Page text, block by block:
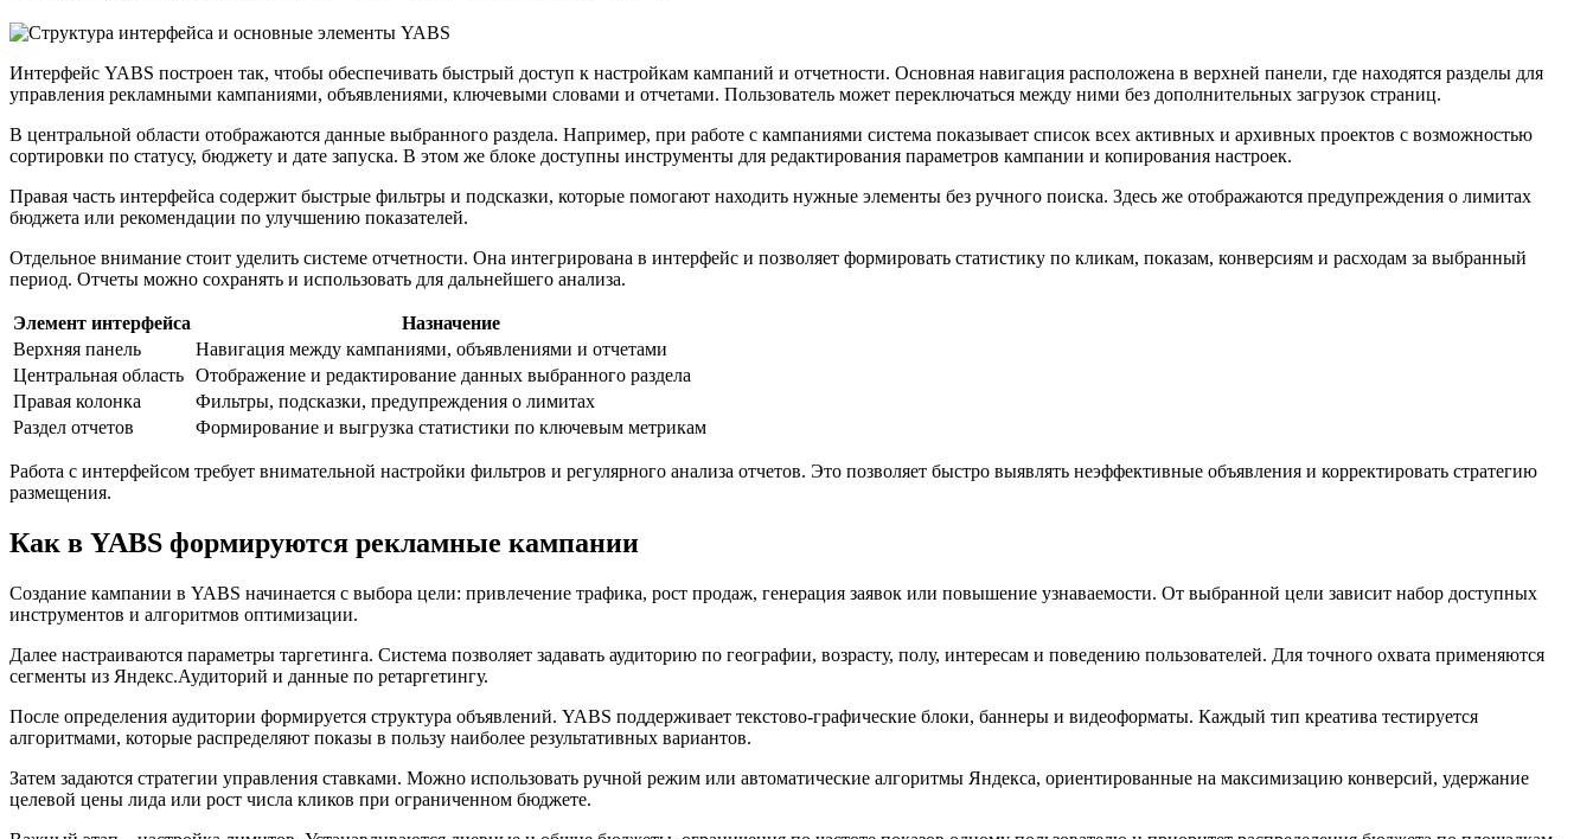
Интерфейс YABS построен так, чтобы обеспечивать быстрый доступ к настройкам кампаний и отчетности. Основная навигация расположена в верхней панели, где находятся разделы для
управления рекламными кампаниями, объявлениями, ключевыми словами и отчетами. Пользователь может переключаться между ними без дополнительных загрузок страниц.
В центральной области отображаются данные выбранного раздела. Например, при работе с кампаниями система показывает список всех активных и архивных проектов с возможностью
сортировки по статусу, бюджету и дате запуска. В этом же блоке доступны инструменты для редактирования параметров кампании и копирования настроек.
Правая часть интерфейса содержит быстрые фильтры и подсказки, которые помогают находить нужные элементы без ручного поиска. Здесь же отображаются предупреждения о лимитах
бюджета или рекомендации по улучшению показателей.
Отдельное внимание стоит уделить системе отчетности. Она интегрирована в интерфейс и позволяет формировать статистику по кликам, показам, конверсиям и расходам за выбранный
период. Отчеты можно сохранять и использовать для дальнейшего анализа.
Элемент интерфейса
Назначение
Верхняя панель
Навигация между кампаниями, объявлениями и отчетами
Центральная область Отображение и редактирование данных выбранного раздела
Правая колонка
Фильтры, подсказки, предупреждения о лимитах
Раздел отчетов
Формирование и выгрузка статистики по ключевым метрикам
Работа с интерфейсом требует внимательной настройки фильтров и регулярного анализа отчетов. Это позволяет быстро выявлять неэффективные объявления и корректировать стратегию
размещения.
Как в YABS формируются рекламные кампании
Создание кампании в YABS начинается с выбора цели: привлечение трафика, рост продаж, генерация заявок или повышение узнаваемости. От выбранной цели зависит набор доступных
инструментов и алгоритмов оптимизации.
Далее настраиваются параметры таргетинга. Система позволяет задавать аудиторию по географии, возрасту, полу, интересам и поведению пользователей. Для точного охвата применяются
сегменты из Яндекс.Аудиторий и данные по ретаргетингу.
После определения аудитории формируется структура объявлений. YABS поддерживает текстово-графические блоки, баннеры и видеоформаты. Каждый тип креатива тестируется
алгоритмами, которые распределяют показы в пользу наиболее результативных вариантов.
Затем задаются стратегии управления ставками. Можно использовать ручной режим или автоматические алгоритмы Яндекса, ориентированные на максимизацию конверсий, удержание
целевой цены лида или рост числа кликов при ограниченном бюджете.